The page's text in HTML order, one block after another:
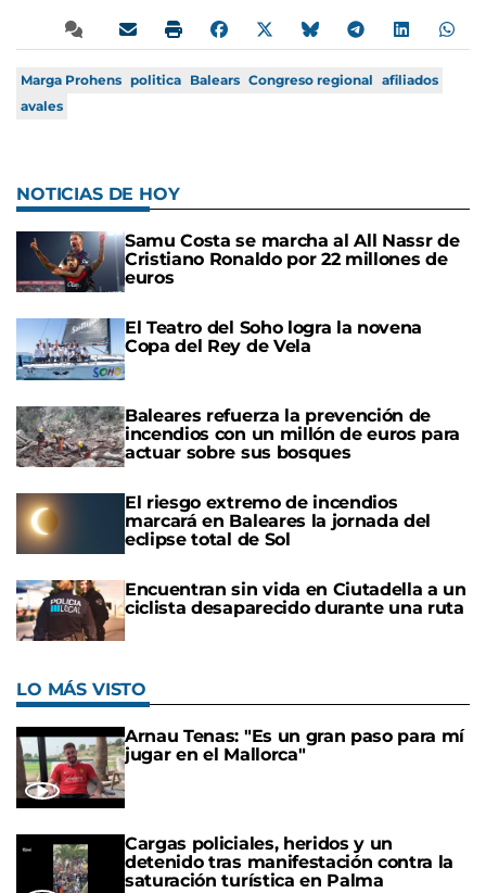
Marga Prohens politica Balears Congreso regional afiliados
avales
NOTICIAS DE HOY
Samu Costa se marcha al All Nassr de
Cristiano Ronaldo por 22 millones de
euros
El Teatro del Soho logra la novena
Copa del Rey de Vela
Baleares refuerza la prevención de
incendios con un millón de euros para
actuar sobre sus bosques
El riesgo extremo de incendios
marcará en Baleares la jornada del
eclipse total de Sol
Encuentran sin vida en Ciutadella a un
ciclista desaparecido durante una ruta
LO MÁS VISTO
Arnau Tenas: "Es un gran paso para mí
jugar en el Mallorca"
Cargas policiales, heridos y un
detenido tras manifestación contra la
saturación turística en Palma